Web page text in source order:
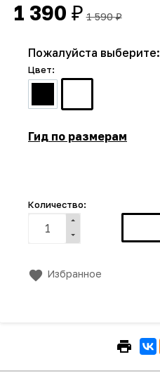
1 390 ₽ 1 590₽
Пожалуйста выберите:
Цвет:
Гид по размерам
Количество:
Избранное